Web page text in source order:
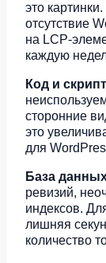
это
отсутствие
на LCP-
каждую
Код и
сторонние
это
для
База
ревизий,
индексов.
лишняя
количество